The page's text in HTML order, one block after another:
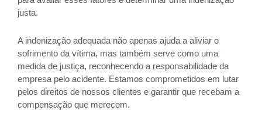
justa.
A indenização adequada não apenas ajuda a aliviar o
sofrimento da vítima, mas também serve como uma
medida de justiça, reconhecendo a responsabilidade da
empresa pelo acidente. Estamos comprometidos em lutar
pelos direitos de nossos clientes e garantir que recebam a
compensação que merecem.